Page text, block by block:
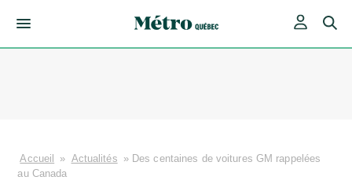
Accueil » Actualités » Des centaines de voitures GM rappelées
au Canada